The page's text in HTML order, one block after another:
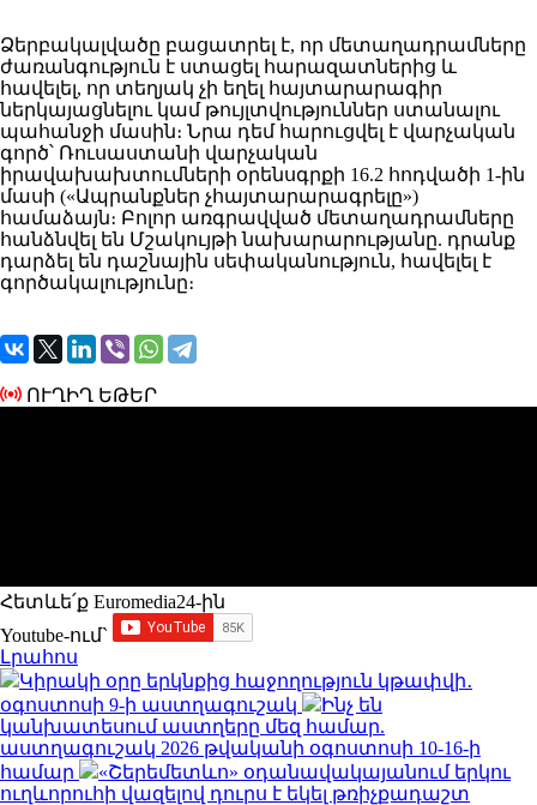
Ձերբակալվածը բացատրել է, որ մետաղադրամները
ժառանգություն է ստացել հարազատներից և
հավելել, որ տեղյակ չի եղել հայտարարագիր
ներկայացնելու կամ թույլտվություններ ստանալու
պահանջի մասին։ Նրա դեմ հարուցվել է վարչական
գործ՝ Ռուսաստանի վարչական
իրավախախտումների օրենսգրքի 16.2 հոդվածի 1-ին
մասի («Ապրանքներ չհայտարարագրելը»)
համաձայն։ Բոլոր առգրավված մետաղադրամները
հանձնվել են Մշակույթի նախարարությանը. դրանք
դարձել են դաշնային սեփականություն, հավելել է
գործակալությունը։
ՈՒՂԻՂ ԵԹԵՐ
Հետևե՛ք Euromedia24-ին
Youtube-ում`
Լրահոս
Կիրակի օրը երկնքից հաջողություն կթափվի․
օգոստոսի 9-ի աստղագուշակ
Ինչ են
կանխատեսում աստղերը մեզ համար.
աստղագուշակ 2026 թվականի օգոստոսի 10-16-ի
համար
«Շերեմետևո» օդանավակայանում երկու
ուղևորուհի վազելով դուրս է եկել թռիչքադաշտ